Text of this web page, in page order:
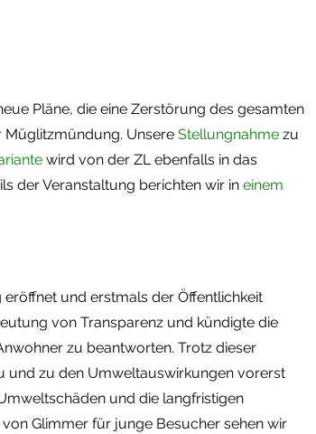
Pläne, die eine Zerstörung des gesamten
Müglitzmündung. Unsere Stellungnahme zu
wird von der ZL ebenfalls in das
der Veranstaltung berichten wir in einem
und erstmals der Öffentlichkeit
von Transparenz und kündigte die
zu beantworten. Trotz dieser
und zu den Umweltauswirkungen vorerst
und die langfristigen
Glimmer für junge Besucher sehen wir